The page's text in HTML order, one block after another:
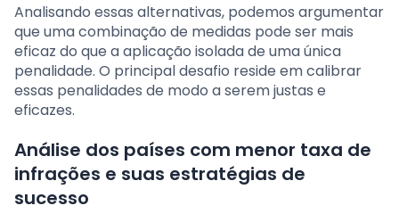
Analisando essas alternativas, podemos argumentar
que uma combinação de medidas pode ser mais
eficaz do que a aplicação isolada de uma única
penalidade. O principal desafio reside em calibrar
essas penalidades de modo a serem justas e
eficazes.
Análise dos países com menor taxa de
infrações e suas estratégias de
sucesso